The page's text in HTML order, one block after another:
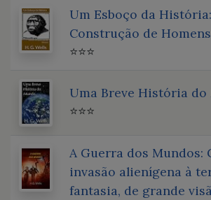
Um Esboço da
Construção de Homens
⭐⭐⭐
Uma Breve História do
⭐⭐⭐
A Guerra dos Mundos:
invasão alienígena à
fantasia, de grande